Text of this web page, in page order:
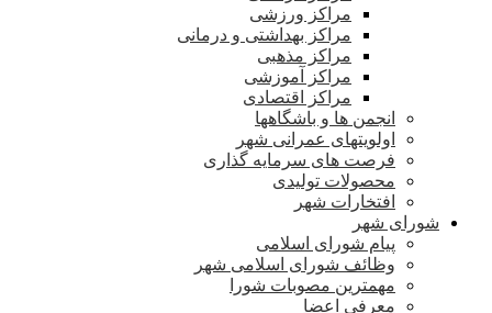
مراکز ورزشی
مراکز بهداشتی و درمانی
مراکز مذهبی
مراکز آموزشی
مراکز اقتصادی
انجمن ها و باشگاهها
اولویتهای عمرانی شهر
فرصت های سرمایه گذاری
محصولات تولیدی
افتخارات شهر
شورای شهر
پیام شورای اسلامی
وظائف شورای اسلامی شهر
مهمترین مصوبات شورا
معرفی اعضا